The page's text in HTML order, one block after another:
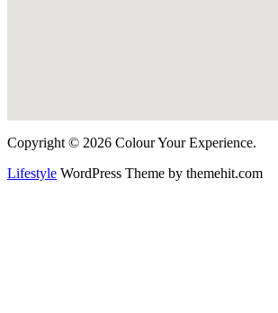
Copyright © 2026 Colour Your Experience.
Lifestyle WordPress Theme by themehit.com